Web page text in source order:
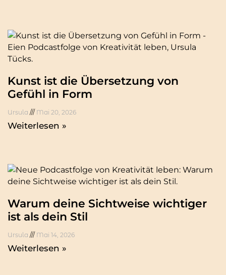
Kunst ist die Übersetzung von
Gefühl in Form
Ursula Mai 20, 2026
Weiterlesen »
Warum deine Sichtweise wichtiger
ist als dein Stil
Ursula Mai 14, 2026
Weiterlesen »